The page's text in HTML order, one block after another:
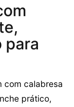
para
com calabresa
prático,